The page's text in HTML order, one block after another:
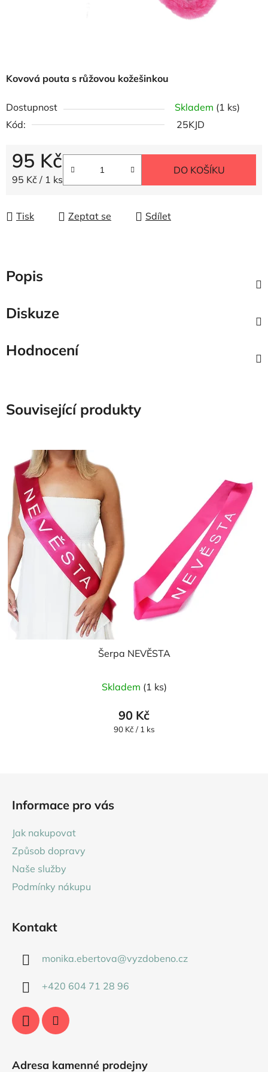
Kovová pouta s růžovou kožešinkou
Dostupnost Skladem (1 ks)
Kód:
25KJD
95 Kč
Měrná cena:
95 Kč / 1 ks
DO KOŠÍKU
Tisk Zeptat se Sdílet
Popis
Diskuze
Hodnocení
Související produkty
Šerpa NEVĚSTA
Skladem (1 ks)
90 Kč
Měrná
90 Kč / 1 ks
Informace pro vás
Jak nakupovat
Způsob dopravy
Naše služby
Podmínky nákupu
Kontakt
monika.ebertova@vyzdobeno.cz
+420 604 71 28 96
Adresa kamenné prodejny